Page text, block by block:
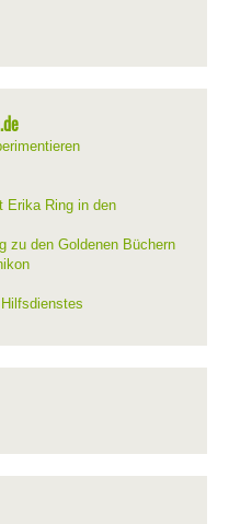
Erika Ring in den
zu den Goldenen Büchern